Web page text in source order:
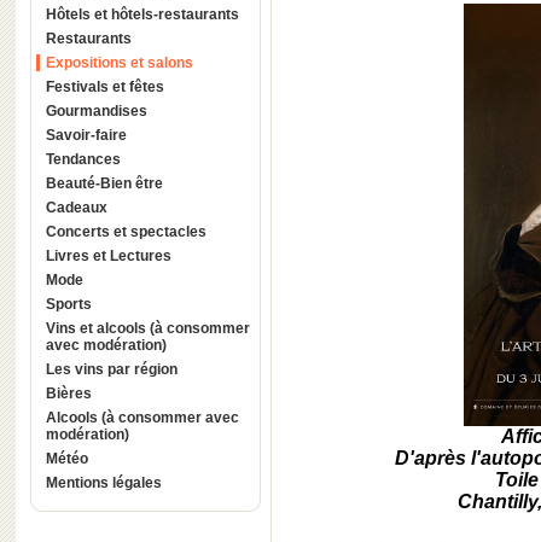
Hôtels et hôtels-restaurants
Restaurants
Expositions et salons
Festivals et fêtes
Gourmandises
Savoir-faire
Tendances
Beauté-Bien être
Cadeaux
Concerts et spectacles
Livres et Lectures
Mode
Sports
Vins et alcools (à consommer
avec modération)
Les vins par région
Bières
Alcools (à consommer avec
modération)
Météo
Mentions légales
D'après